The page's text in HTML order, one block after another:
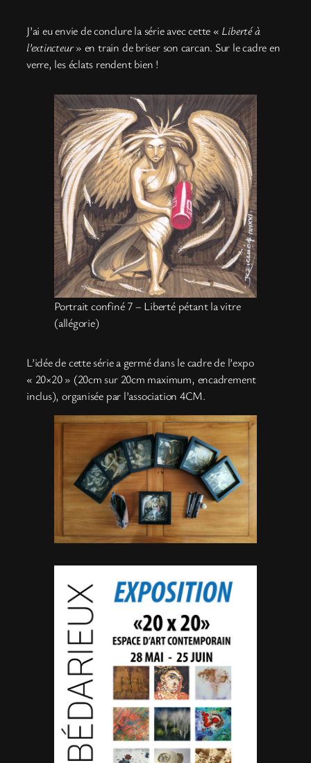
J’ai eu envie de conclure la série avec cette « Liberté à
l’extincteur» en train de briser son carcan. Sur le cadre en
verre, les éclats rendent bien !
Portrait confiné 7 – Liberté pétant la vitre
(allégorie)
L’idée de cette série a germé dans le cadre de l’expo
« 20×20 » (20cm sur 20cm maximum, encadrement
inclus), organisée par l’association 4CM.